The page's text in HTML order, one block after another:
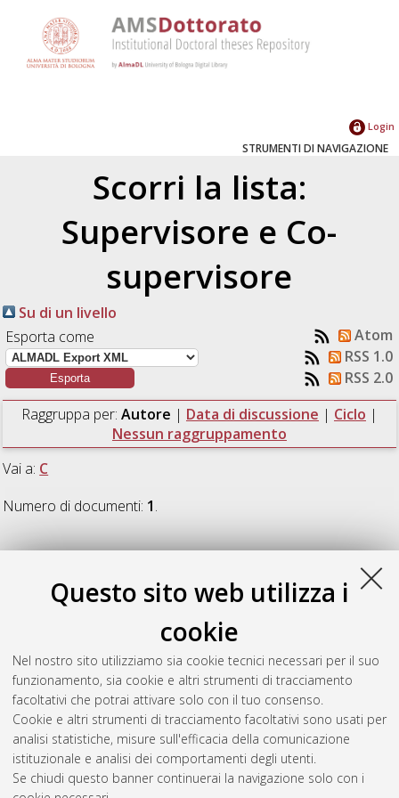
Questo sito web utilizza i
cookie
Nel nostro sito utilizziamo sia cookie tecnici necessari per il suo
funzionamento, sia cookie e altri strumenti di tracciamento
facoltativi che potrai attivare solo con il tuo consenso.
Cookie e altri strumenti di tracciamento facoltativi sono usati per
analisi statistiche, misure sull'efficacia della comunicazione
istituzionale e analisi dei comportamenti degli utenti.
Se chiudi questo banner continuerai la navigazione solo con i
Login
STRUMENTI DI NAVIGAZIONE
Scorri la lista:
Supervisore e Co-
supervisore
Su di un livello
Esporta come
Atom
RSS 1.0
RSS 2.0
Raggruppa per: Autore | Data di discussione | Ciclo |
Nessun raggruppamento
Vai a: C
Numero di documenti: 1.
C
Campi, Claudio(2008)L'influenza del sonno sull'andamento
temporale della consolidazione delle abilità procedurali
[Dissertation thesis], Alma Mater Studiorum Università di
Bologna. Dottorato di ricerca inPsicologia generale e clinica
20 Ciclo. DOI 10.6092/unibo/amsdottorato/1007.
Questa lista e' stata generata il Thu Aug 6 20:44:17 2026